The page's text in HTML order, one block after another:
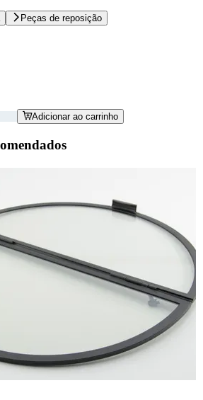
Peças de reposição
Adicionar ao carrinho